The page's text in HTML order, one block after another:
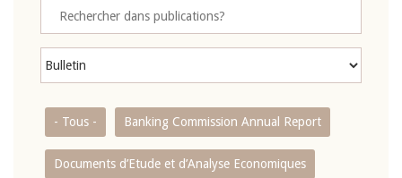
- Tous - Banking Commission Annual Report
Documents d’Etude et d’Analyse Economiques